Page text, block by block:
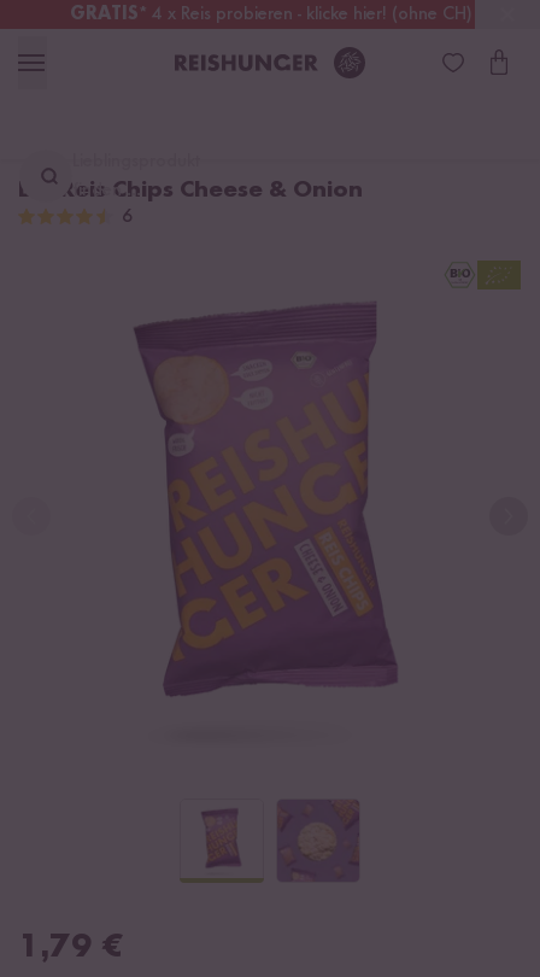
GRATIS* 4 x Reis probieren - klicke hier! (ohne CH)
Österreich Kostenloser Versand
finden ...
Bio Reis Chips Cheese & Onion
6
1,79 €